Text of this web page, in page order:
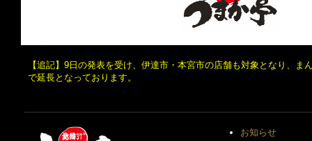
【追記】9日の発表を受け、伊達市・本宮市の店舗も対象となり、ま
で延長となっております。
お知らせ